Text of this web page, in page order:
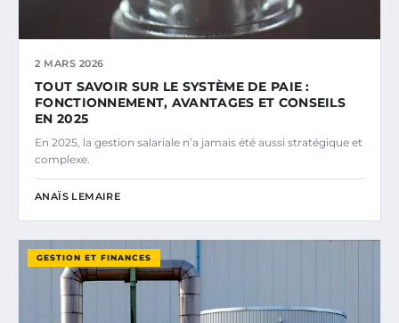
2 MARS 2026
TOUT SAVOIR SUR LE SYSTÈME DE PAIE :
FONCTIONNEMENT, AVANTAGES ET CONSEILS
EN 2025
En 2025, la gestion salariale n’a jamais été aussi stratégique et
complexe.
ANAÏS LEMAIRE
GESTION ET FINANCES